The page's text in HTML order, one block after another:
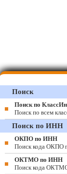
Поиск
Поиск по
Поиск по всем
Поиск по ИНН
ОКПО по ИНН
Поиск кода ОКПО
ОКТМО по ИНН
Поиск кода